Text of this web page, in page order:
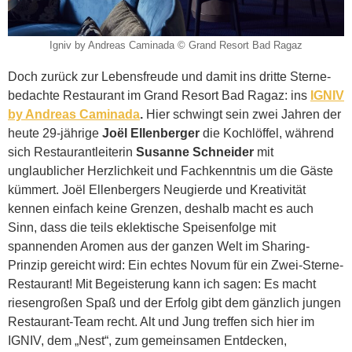
Igniv by Andreas Caminada © Grand Resort Bad Ragaz
Doch zurück zur Lebensfreude und damit ins dritte Sterne-
bedachte Restaurant im Grand Resort Bad Ragaz: ins IGNIV
by Andreas Caminada. Hier schwingt sein zwei Jahren der
heute 29-jährige Joël Ellenberger die Kochlöffel, während
sich Restaurantleiterin Susanne Schneider mit
unglaublicher Herzlichkeit und Fachkenntnis um die Gäste
kümmert. Joël Ellenbergers Neugierde und Kreativität
kennen einfach keine Grenzen, deshalb macht es auch
Sinn, dass die teils eklektische Speisenfolge mit
spannenden Aromen aus der ganzen Welt im Sharing-
Prinzip gereicht wird: Ein echtes Novum für ein Zwei-Sterne-
Restaurant! Mit Begeisterung kann ich sagen: Es macht
riesengroßen Spaß und der Erfolg gibt dem gänzlich jungen
Restaurant-Team recht. Alt und Jung treffen sich hier im
IGNIV, dem „Nest“, zum gemeinsamen Entdecken,